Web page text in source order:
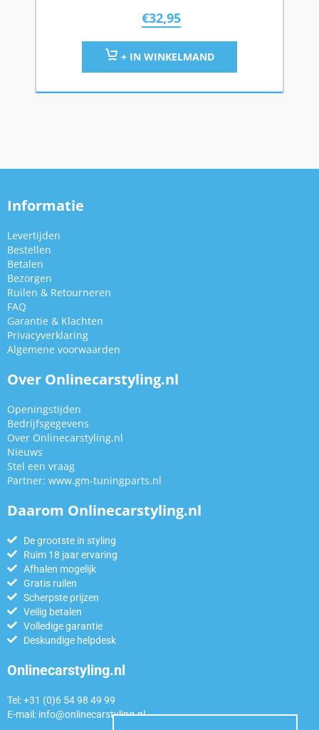
€32,95
+ IN WINKELMAND
Informatie
Levertijden
Bestellen
Betalen
Bezorgen
Ruilen & Retourneren
FAQ
Garantie & Klachten
Privacyverklaring
Algemene voorwaarden
Over Onlinecarstyling.nl
Openingstijden
Bedrijfsgegevens
Over Onlinecarstyling.nl
Nieuws
Stel een vraag
Partner: www.gm-tuningparts.nl
Daarom Onlinecarstyling.nl
De grootste in styling
Ruim 18 jaar ervaring
Afhalen mogelijk
Gratis ruilen
Scherpste prijzen
Veilig betalen
Volledige garantie
Deskundige helpdesk
Onlinecarstyling.nl
Tel: +31 (0)6 54 98 49 99
E-mail: info@onlinecarstyling.nl